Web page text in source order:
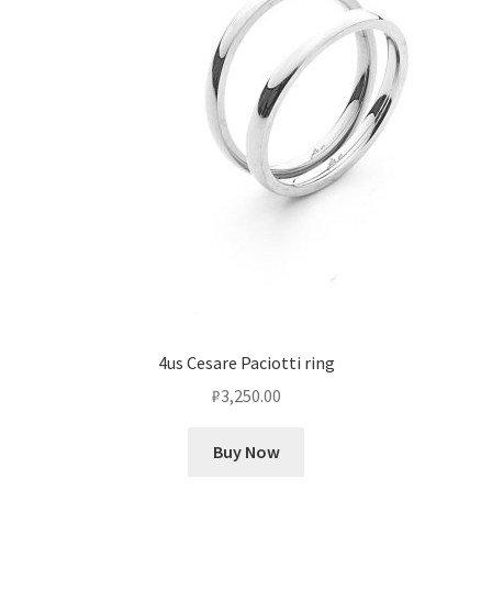
4us Cesare Paciotti ring
₽3,250.00
Buy Now